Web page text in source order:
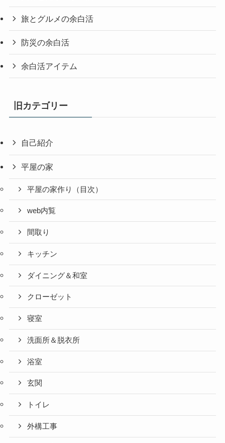
旅とグルメの余白活
防災の余白活
余白活アイテム
旧カテゴリー
自己紹介
平屋の家
平屋の家作り（目次）
web内覧
間取り
キッチン
ダイニング＆和室
クローゼット
寝室
洗面所＆脱衣所
浴室
玄関
トイレ
外構工事